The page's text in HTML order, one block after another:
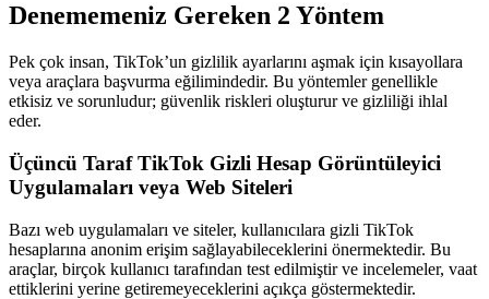
Denememeniz Gereken 2 Yöntem
Pek çok insan, TikTok’un gizlilik ayarlarını aşmak için kısayollara
veya araçlara başvurma eğilimindedir. Bu yöntemler genellikle
etkisiz ve sorunludur; güvenlik riskleri oluşturur ve gizliliği ihlal
eder.
Üçüncü Taraf TikTok Gizli Hesap Görüntüleyici
Uygulamaları veya Web Siteleri
Bazı web uygulamaları ve siteler, kullanıcılara gizli TikTok
hesaplarına anonim erişim sağlayabileceklerini önermektedir. Bu
araçlar, birçok kullanıcı tarafından test edilmiştir ve incelemeler, vaat
ettiklerini yerine getiremeyeceklerini açıkça göstermektedir.